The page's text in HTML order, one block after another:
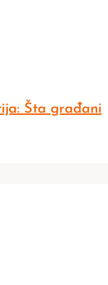
Šta građani